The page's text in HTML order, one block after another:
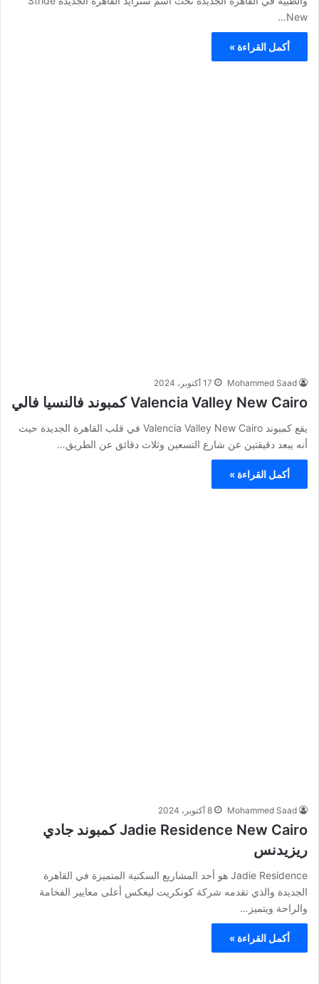
New…
أكمل القراءة »
Mohammed Saad 17 أكتوبر، 2024
Valencia Valley New Cairo كمبوند فالنسيا فالي
يقع كمبوند Valencia Valley New Cairo في قلب القاهرة الجديدة حيث
أنه يبعد دقيقتين عن شارع التسعين وثلاث دقائق عن الطريق…
أكمل القراءة »
Mohammed Saad 8 أكتوبر، 2024
Jadie Residence New Cairo كمبوند جادي
ريزيدنس
Jadie Residence هو أحد المشاريع السكنية المتميزة في القاهرة
الجديدة والذي تقدمه شركة كونكريت ليعكس أعلى معايير الفخامة
والراحة ويتميز…
أكمل القراءة »